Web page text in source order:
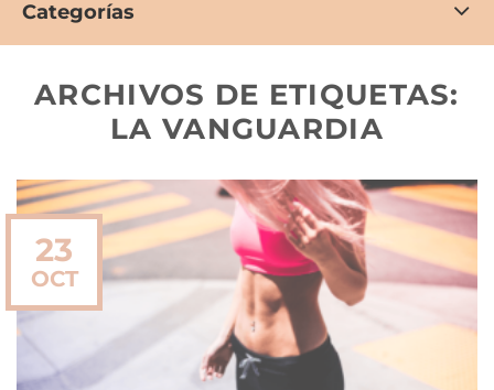
Categorías
ARCHIVOS DE ETIQUETAS:
LA VANGUARDIA
23
OCT